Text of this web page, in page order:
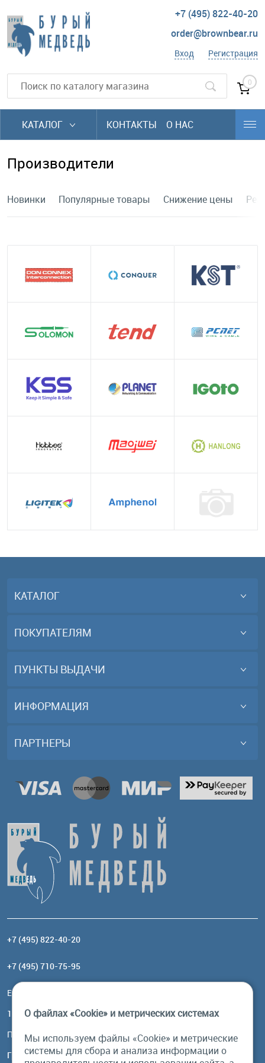
+7 (495) 822-40-20
order@brownbear.ru
Вход Регистрация
0
КАТАЛОГ КОНТАКТЫ О НАС
Производители
Новинки Популярные товары Снижение цены
КАТАЛОГ
ПОКУПАТЕЛЯМ
ПУНКТЫ ВЫДАЧИ
ИНФОРМАЦИЯ
ПАРТНЕРЫ
+7 (495) 822-40-20
+7 (495) 710-75-95
Email:
117485, Москва, ул. Профсоюзная, 84/32, корп 1
Посмотреть на карте
График работы
О файлах «Cookie» и метрических системах
Мы используем файлы «Cookie» и метрические
системы для сбора и анализа информации о